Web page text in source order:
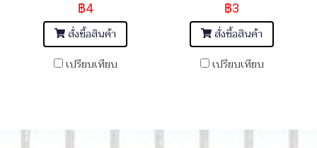
฿4
สั่งซื้อสินค้า
เปรียบเทียบ
฿3
สั่งซื้อสินค้า
เปรียบเทียบ